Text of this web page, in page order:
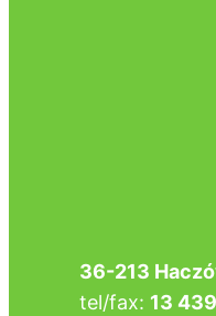
36-213
tel/fax: 13